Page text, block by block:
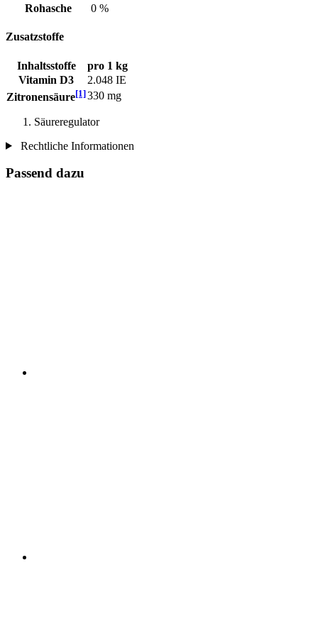
Rohasche
0 %
Zusatzstoffe
Inhaltsstoffe
pro 1 kg
Vitamin D3
2.048 IE
Zitronensäure[1]330 mg
Säureregulator
Rechtliche Informationen
Passend dazu